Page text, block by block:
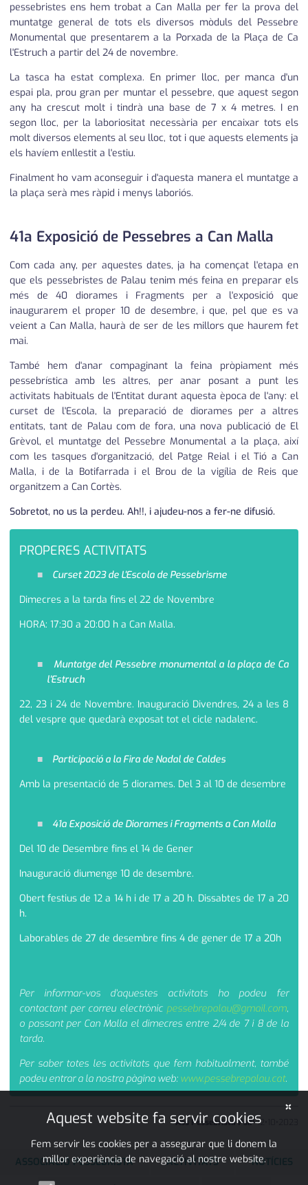
pessebristes ens hem trobat a Can Malla per fer la prova del
muntatge general de tots els diversos mòduls del Pessebre
Monumental que presentarem a la Porxada de la Plaça de Ca
l'Estruch a partir del 24 de novembre.
La tasca ha estat complexa. En primer lloc, per manca d'un
espai pla, prou gran per muntar el pessebre, que aquest segon
any ha crescut molt i tindrà una base de 7 x 4 metres. I en
segon lloc, per la laboriositat necessària per encaixar tots els
molt diversos elements al seu lloc, tot i que aquests elements ja
els havíem enllestit a l'estiu.
Finalment ho vam aconseguir i d'aquesta manera el muntatge a
la plaça serà mes ràpid i menys laboriós.
41a Exposició de Pessebres a Can Malla
Com cada any, per aquestes dates, ja ha començat l'etapa en
que els pessebristes de Palau tenim més feina en preparar els
més de 40 diorames i Fragments per a l'exposició que
inaugurarem el proper 10 de desembre, i que, pel que es va
veient a Can Malla, haurà de ser de les millors que haurem fet
mai.
També hem d'anar compaginant la feina pròpiament més
pessebrística amb les altres, per anar posant a punt les
activitats habituals de l'Entitat durant aquesta època de l'any: el
curset de l'Escola, la preparació de diorames per a altres
entitats, tant de Palau com de fora, una nova publicació de El
Grèvol, el muntatge del Pessebre Monumental a la plaça, així
com les tasques d'organització, del Patge Reial i el Tió a Can
Malla, i de la Botifarrada i el Brou de la vigília de Reis que
organitzem a Can Cortès.
Sobretot, no us la perdeu. Ah!!, i ajudeu-nos a fer-ne difusió.
PROPERES ACTIVITATS
Curset 2023 de L'Escola de Pessebrisme
Dimecres a la tarda fins el 22 de Novembre
HORA: 17:30 a 20:00 h a Can Malla.
Muntatge del Pessebre monumental a la plaça de Ca
l'Estruch
22, 23 i 24 de Novembre. Inauguració Divendres, 24 a les 8
del vespre que quedarà exposat tot el cicle nadalenc.
Participació a la Fira de Nadal de Caldes
Amb la presentació de 5 diorames. Del 3 al 10 de desembre
41a Exposició de Diorames i Fragments a Can Malla
Del 10 de Desembre fins el 14 de Gener
Inauguració diumenge 10 de desembre.
Obert festius de 12 a 14 h i de 17 a 20 h. Dissabtes de 17 a 20
h.
Laborables de 27 de desembre fins 4 de gener de 17 a 20h
Per informar-vos d'aquestes activitats ho podeu fer
contactant per correu electrònic pessebrepalau@gmail.com,
o passant per Can Malla el dimecres entre 2/4 de 7 i 8 de la
tarda.
Per saber totes les activitats que fem habitualment, també
podeu entrar a la nostra pàgina web: www.pessebrepalau.cat.
Ass Pessebrista PsiP12
ASSOCIACIÓ PESSEBRISTA ACTIVITATS NOTÍCIES
×
Aquest website fa servir cookies
Fem servir les cookies per a assegurar que li donem la
millor experiència de navegació al nostre website.